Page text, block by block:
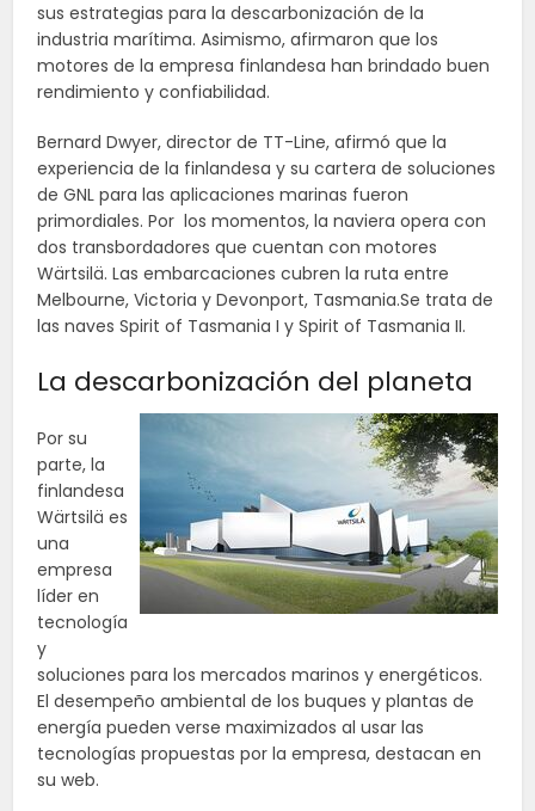
sus estrategias para la descarbonización de la
industria marítima. Asimismo, afirmaron que los
motores de la empresa finlandesa han brindado buen
rendimiento y confiabilidad.
Bernard Dwyer, director de TT-Line, afirmó que la
experiencia de la finlandesa y su cartera de soluciones
de GNL para las aplicaciones marinas fueron
primordiales. Por los momentos, la naviera opera con
dos transbordadores que cuentan con motores
Wärtsilä. Las embarcaciones cubren la ruta entre
Melbourne, Victoria y Devonport, Tasmania.Se trata de
las naves Spirit of Tasmania I y Spirit of Tasmania II.
La descarbonización del planeta
Por su
parte, la
finlandesa
Wärtsilä es
una
empresa
líder en
tecnología
y
soluciones para los mercados marinos y energéticos.
El desempeño ambiental de los buques y plantas de
energía pueden verse maximizados al usar las
tecnologías propuestas por la empresa, destacan en
su web.